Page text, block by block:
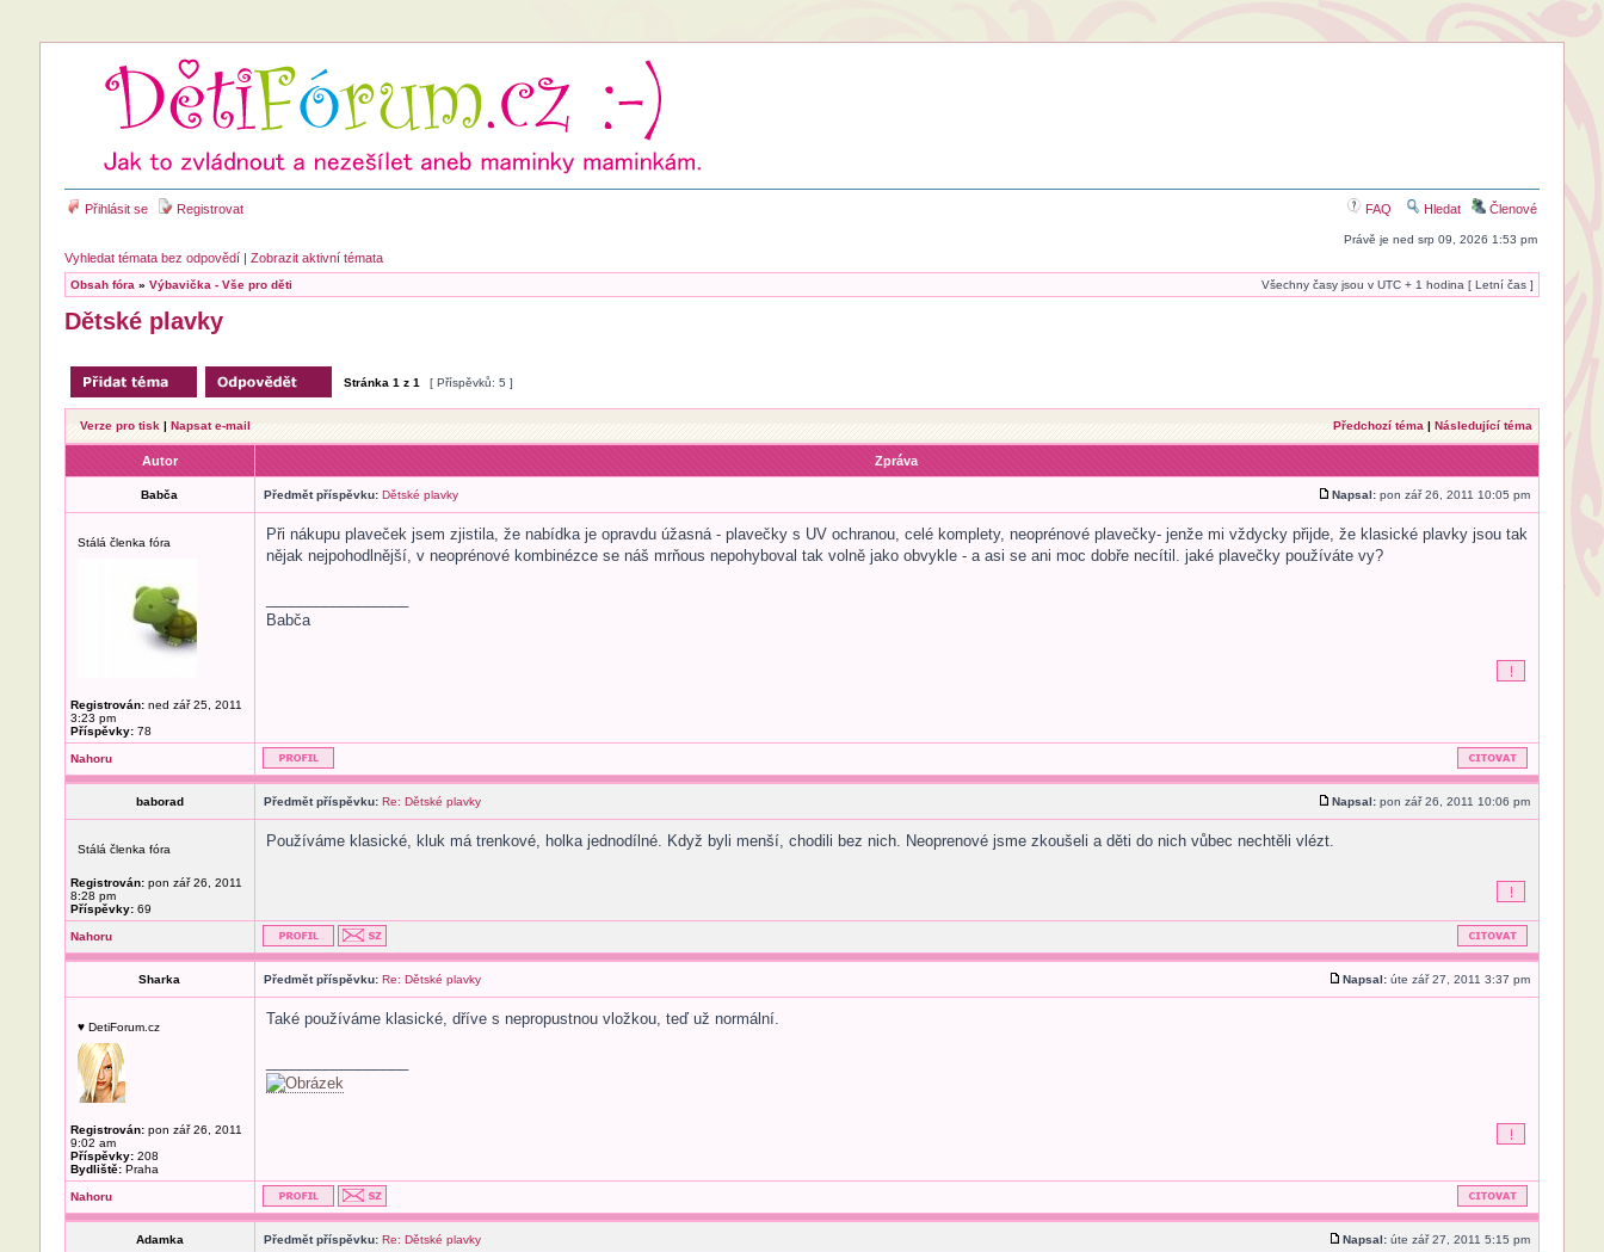
Přihlásit se Registrovat FAQ Hledat Členové
Právě je ned srp 09, 2026 1:53 pm
Vyhledat témata bez odpovědí| Zobrazit aktivní témata
Obsah fóra » Výbavička - Vše pro děti Všechny časy jsou v UTC + 1 hodina [ Letní čas ]
Dětské plavky
Stránka 1 z 1 [ Příspěvků: 5 ]
Verze pro tisk | Napsat e-mail Předchozí téma | Následující téma
Autor Zpráva
Babča Předmět příspěvku: Dětské plavky Napsal:pon zář 26, 2011 10:05 pm
Stálá členka fóra
Registrován:ned zář 25, 2011
3:23 pm
Příspěvky:78
Při nákupu plaveček jsem zjistila, že nabídka je opravdu úžasná - plavečky s UV ochranou, celé komplety, neoprénové plavečky- jenže mi vždycky přijde, že klasické plavky jsou tak
nějak nejpohodlnější, v neoprénové kombinézce se náš mrňous nepohyboval tak volně jako obvykle - a asi se ani moc dobře necítil. jaké plavečky používáte vy?
Babča
Nahoru
baborad Předmět příspěvku: Re: Dětské plavky Napsal:pon zář 26, 2011 10:06 pm
Stálá členka fóra
Registrován:pon zář 26, 2011
8:28 pm
Příspěvky:69
Používáme klasické, kluk má trenkové, holka jednodílné. Když byli menší, chodili bez nich. Neoprenové jsme zkoušeli a děti do nich vůbec nechtěli vlézt.
Nahoru
Sharka Předmět příspěvku: Re: Dětské plavky Napsal:úte zář 27, 2011 3:37 pm
♥ DetiForum.cz
Registrován:pon zář 26, 2011
9:02 am
Příspěvky:208
Bydliště:Praha
Také používáme klasické, dříve s nepropustnou vložkou, teď už normální.
Nahoru
Adamka Předmět příspěvku: Re: Dětské plavky Napsal:úte zář 27, 2011 5:15 pm